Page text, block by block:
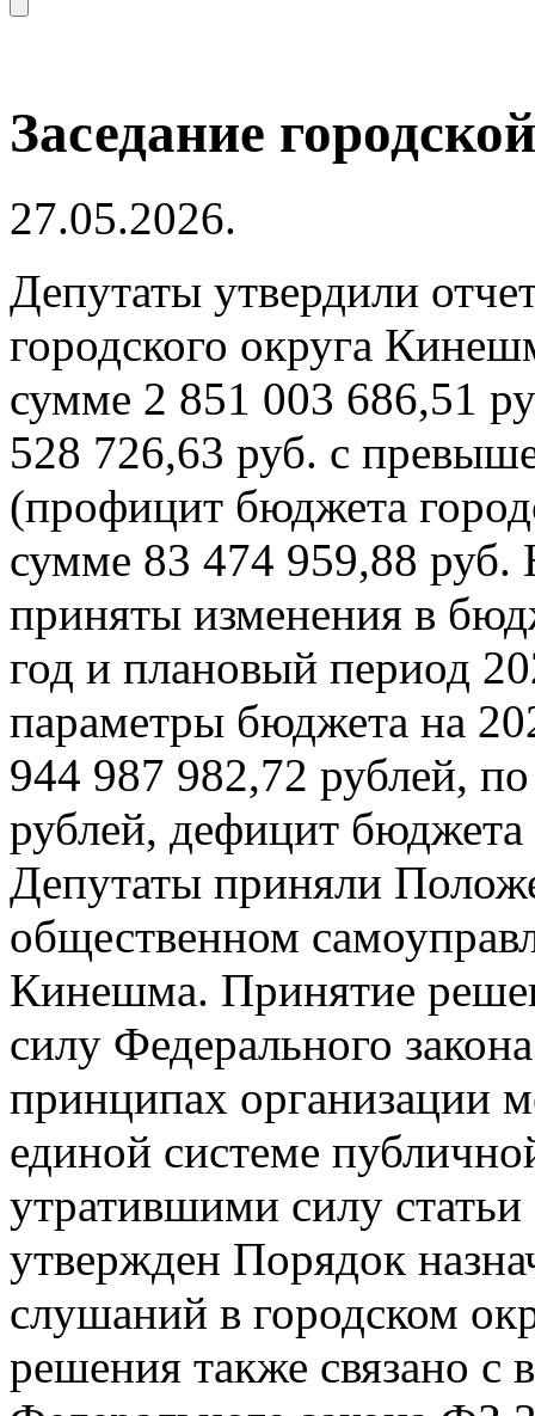
Заседание
27.05.2026.
Депутаты утвердили
городского округа
сумме 2 851 003 686,51
528 726,63 руб. с
(профицит бюджета
сумме 83 474 959,88 руб.
приняты изменения в
год и плановый период
параметры бюджета на
944 987 982,72 рублей,
рублей, дефицит бюджета
Депутаты приняли
общественном
Кинешма. Принятие
силу Федерального
принципах организации
единой системе
утратившими силу
утвержден Порядок
слушаний в городском
решения также связано с